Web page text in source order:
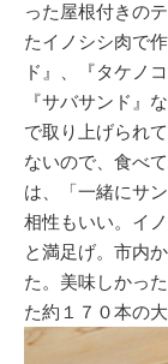
った屋根付きの
たイノシシ肉で
ド』、『タケノ
『サバサンド』
で取り上げられ
ないので、食べ
は、「一緒にサ
相性もいい。イ
と満足げ。市内
た。美味しかっ
た約１７０本の